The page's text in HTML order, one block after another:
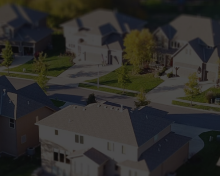
NOS SERVICES
A PROPOS DE NOUS
CONTACT
ESTIMATION GRATUITE
+32 (0) 2 660 50 50
Bruxelles Sud
Sambreville